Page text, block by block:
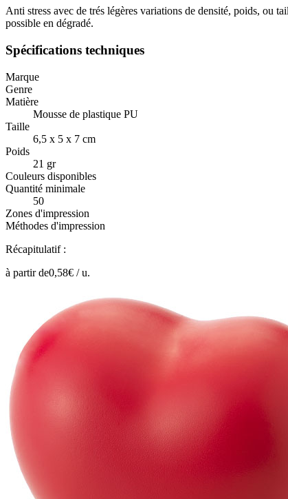
Anti stress avec de trés légères variations de densité, poids, ou
possible en dégradé.
Spécifications techniques
Marque
Genre
Matière
Mousse de plastique PU
Taille
6,5 x 5 x 7 cm
Poids
21 gr
Couleurs disponibles
Quantité minimale
50
Zones d'impression
Méthodes d'impression
Récapitulatif :
à partir de0,58€ /u.